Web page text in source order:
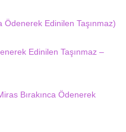
Ödenerek Edinilen Taşınmaz)
Edinilen Taşınmaz –
Bırakınca Ödenerek